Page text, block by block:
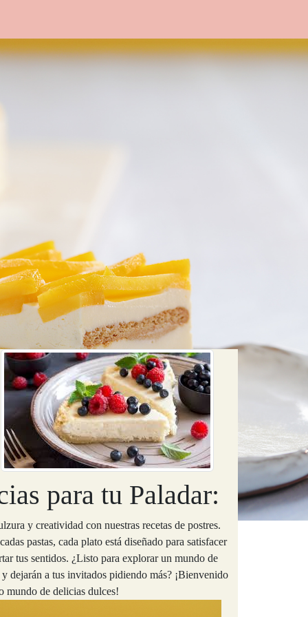
para tu Paladar:
y creatividad con nuestras recetas de postres.
pastas, cada plato está diseñado para satisfacer
tus sentidos. ¿Listo para explorar un mundo de
dejarán a tus invitados pidiendo más? ¡Bienvenido
mundo de delicias dulces!